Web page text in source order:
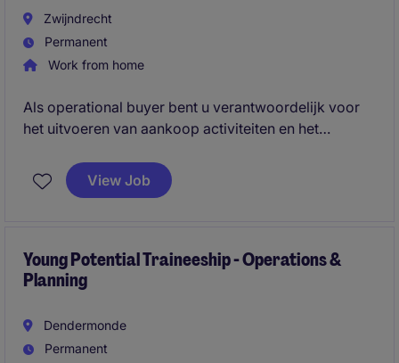
Zwijndrecht
Permanent
Work from home
Als operational buyer bent u verantwoordelijk voor
het uitvoeren van aankoop activiteiten en het
analytisch sterk? Communicatief? Administratief? Sta
je open voor een tijdelijke rol? Dan is deze vacature
View Job
Young Potential Traineeship - Operations &
Planning
Dendermonde
Permanent